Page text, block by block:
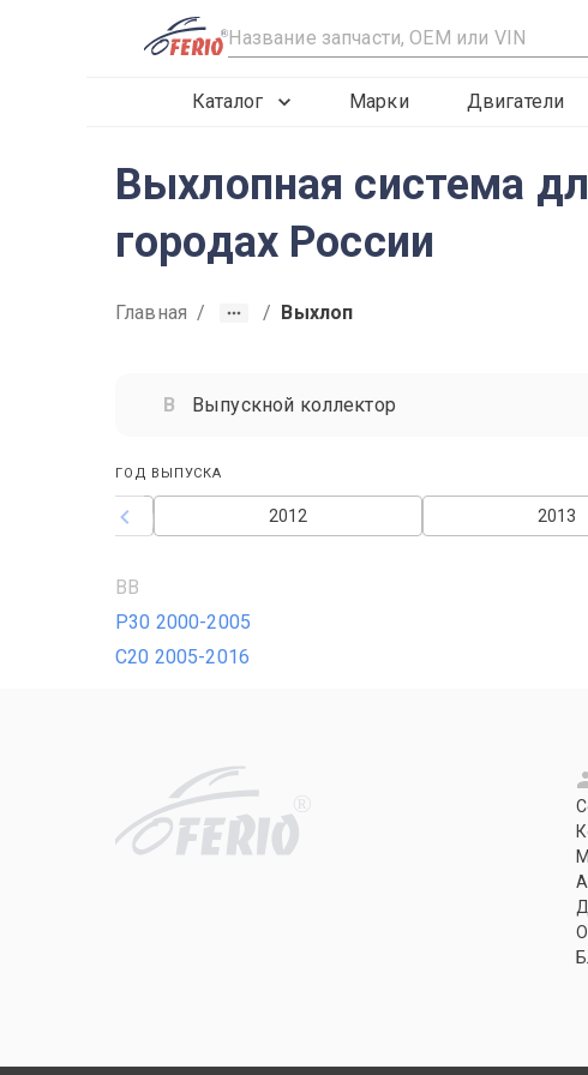
R
Каталог Марки Двигатели
Выхлопная система
городах России
Главная / / Выхлоп
Выпускной коллектор
ГОД ВЫПУСКА
2013
2012
BB
P30 2000-2005
С20 2005-2016
R